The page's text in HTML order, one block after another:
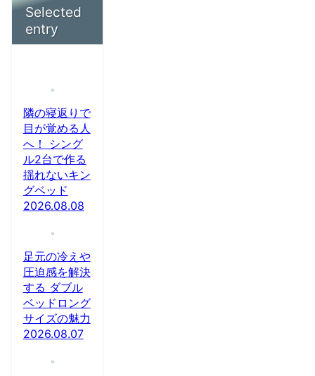
Selected
entry
隣の寝返りで
目が覚める人
へ！ シング
ル2台で作る
揺れないキン
グベッド
2026.08.08
足元の冷えや
圧迫感を解決
する ダブル
ベッドロング
サイズの魅力
2026.08.07